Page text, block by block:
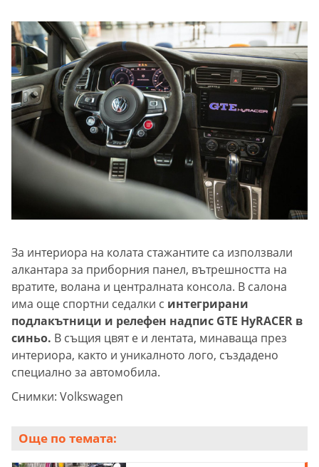
За интериора на колата стажантите са използвали
алкантара за приборния панел, вътрешността на
вратите, волана и централната консола. В салона
има още спортни седалки с интегрирани
подлакътници и релефен надпис GTE HyRACER в
синьо. В същия цвят е и лентата, минаваща през
интериора, както и уникалното лого, създадено
специално за автомобила.
Снимки: Volkswagen
Още по темата: